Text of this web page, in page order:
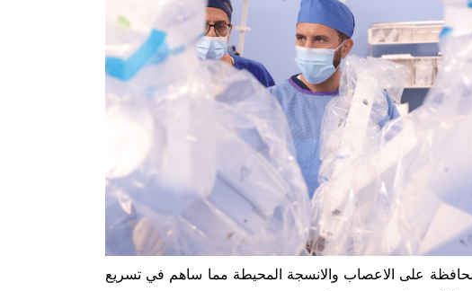
على الاعصاب والانسجة المحيطة مما ساهم في تسريع